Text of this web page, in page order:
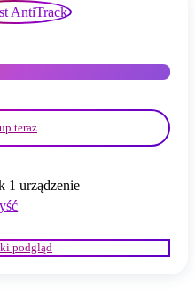
teraz
1 urządzenie
podgląd